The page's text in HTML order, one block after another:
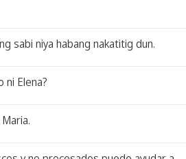
sabi niya habang nakatitig dun.
ni Elena?